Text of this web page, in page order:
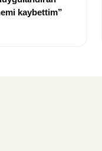
kaybettim”